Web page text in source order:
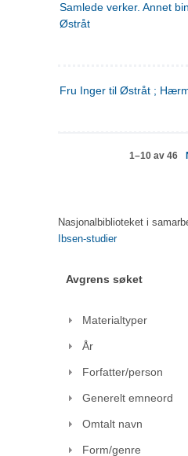
Samlede verker. Annet
Østråt
Fru Inger til Østråt ;
1–10 av 46
Nasjonalbiblioteket i
Ibsen-studier
Avgrens søket
Materialtyper
År
Forfatter/person
Generelt emneord
Omtalt navn
Form/genre